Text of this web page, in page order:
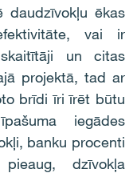
daudzīvokļu ēkas
vai ir
un citas
projektā, tad ar
brīdi īri īrēt būtu
iegādes
banku procenti
dzīvokļa